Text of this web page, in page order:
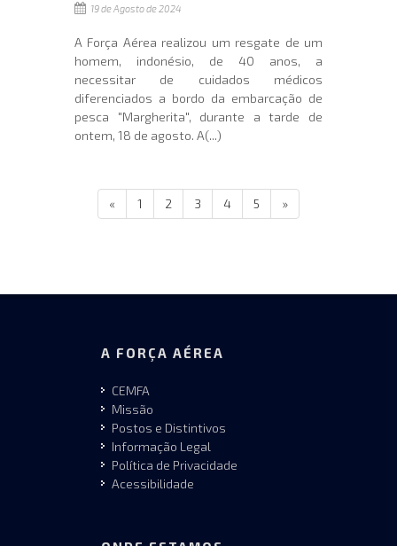
19 de Agosto de 2024
A Força Aérea realizou um resgate de um
homem, indonésio, de 40 anos, a
necessitar de cuidados médicos
diferenciados a bordo da embarcação de
pesca "Margherita", durante a tarde de
ontem, 18 de agosto. A(...)
« 1 2 3 4 5 »
A FORÇA AÉREA
CEMFA
Missão
Postos e Distintivos
Informação Legal
Política de Privacidade
Acessibilidade